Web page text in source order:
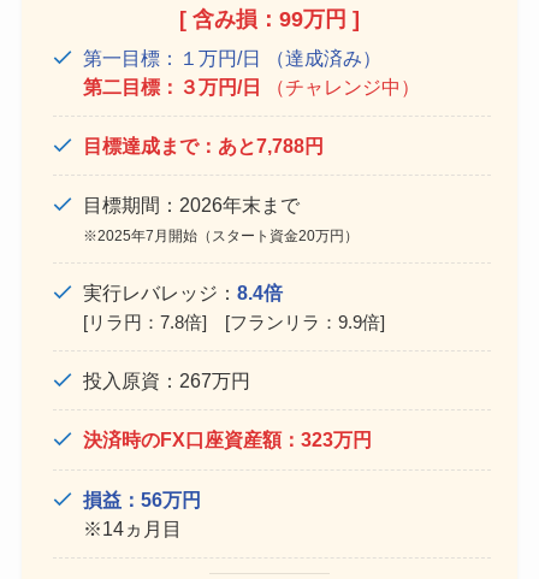
[ 含み損：99万円 ]
第一目標：１万円/日 （達成済み）
第二目標：３万円/日
（チャレンジ中）
目標達成まで：あと7,788円
目標期間：2026年末まで
※2025年7月開始（スタート資金20万円）
実行レバレッジ： 8.4倍
[リラ円：7.8倍] [フランリラ：9.9倍]
投入原資：267万円
決済時のFX口座資産額：323万円
損益：56万円
※14ヵ月目